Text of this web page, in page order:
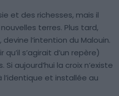
et des richesses, mais il
terres. Plus tard,
l’intention du Malouin.
s’agirait d’un repère)
aujourd’hui la croix n’existe
et installée au